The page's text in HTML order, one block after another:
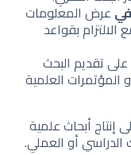
عرض المعلومات
بقواعد
تقديم البحث
العلمية
أبحاث علمية
أو العملي.